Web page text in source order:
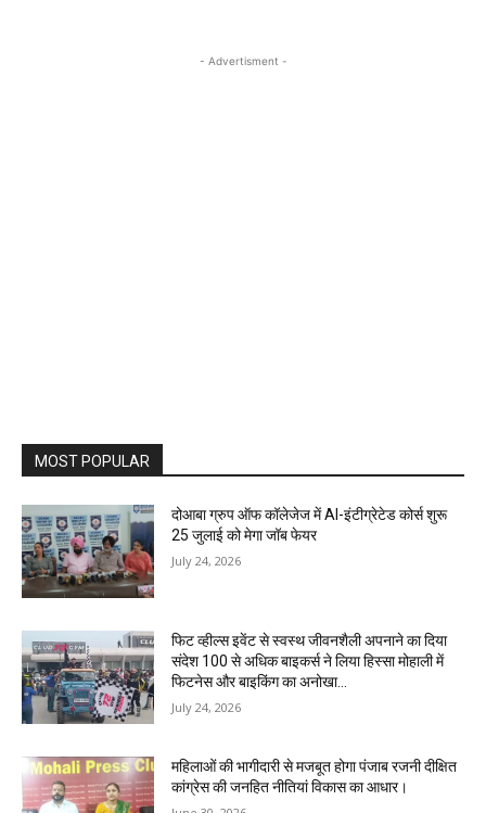
- Advertisment -
MOST POPULAR
दोआबा ग्रुप ऑफ कॉलेजेज में AI-इंटीग्रेटेड कोर्स शुरू
25 जुलाई को मेगा जॉब फेयर
July 24, 2026
फिट व्हील्स इवेंट से स्वस्थ जीवनशैली अपनाने का दिया
संदेश 100 से अधिक बाइकर्स ने लिया हिस्सा मोहाली में
फिटनेस और बाइकिंग का अनोखा...
July 24, 2026
महिलाओं की भागीदारी से मजबूत होगा पंजाब रजनी दीक्षित
कांग्रेस की जनहित नीतियां विकास का आधार।